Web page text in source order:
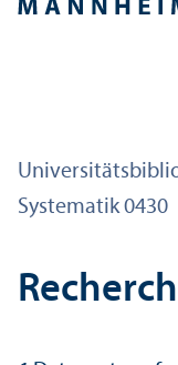
Systematik 0430